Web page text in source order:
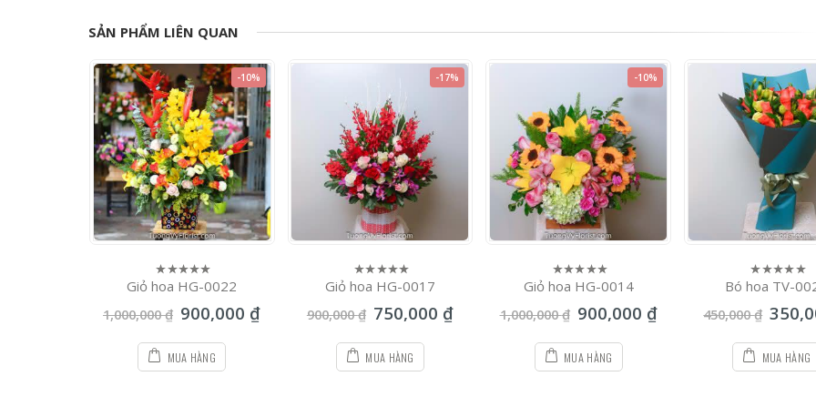
SẢN PHẨM LIÊN QUAN
-10%
0
of
5
Giỏ hoa HG-0022
1,000,000₫ 900,000 ₫
MUA HÀNG
-17%
0
of
5
Giỏ hoa HG-0017
900,000₫ 750,000 ₫
MUA HÀNG
-10%
0
of
5
Giỏ hoa HG-0014
1,000,000₫ 900,000 ₫
MUA HÀNG
0
of
5
Bó hoa TV-
450,000₫
MUA HÀNG